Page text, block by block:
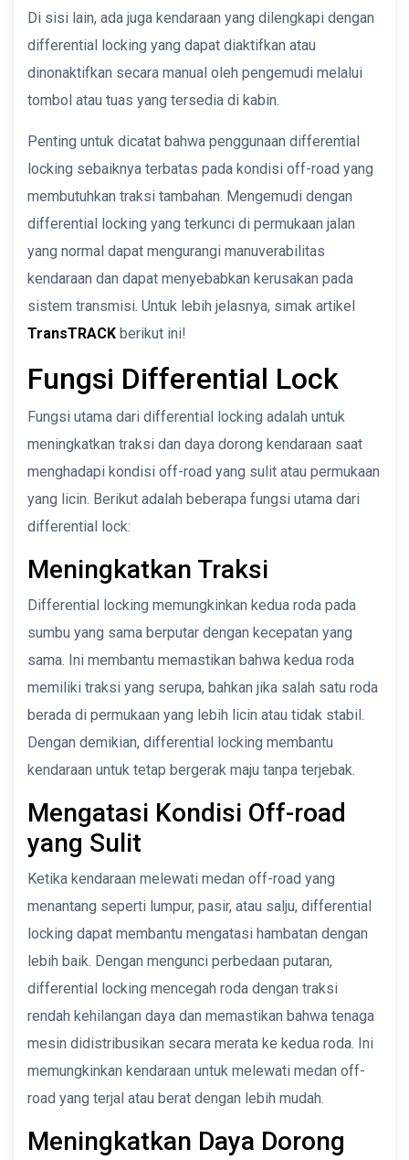
Di sisi lain, ada juga kendaraan yang dilengkapi dengan
differential locking yang dapat diaktifkan atau
dinonaktifkan secara manual oleh pengemudi melalui
tombol atau tuas yang tersedia di kabin.
Penting untuk dicatat bahwa penggunaan differential
locking sebaiknya terbatas pada kondisi off-road yang
membutuhkan traksi tambahan. Mengemudi dengan
differential locking yang terkunci di permukaan jalan
yang normal dapat mengurangi manuverabilitas
kendaraan dan dapat menyebabkan kerusakan pada
sistem transmisi. Untuk lebih jelasnya, simak artikel
TransTRACK berikut ini!
Fungsi Differential Lock
Fungsi utama dari differential locking adalah untuk
meningkatkan traksi dan daya dorong kendaraan saat
menghadapi kondisi off-road yang sulit atau permukaan
yang licin. Berikut adalah beberapa fungsi utama dari
differential lock:
Meningkatkan Traksi
Differential locking memungkinkan kedua roda pada
sumbu yang sama berputar dengan kecepatan yang
sama. Ini membantu memastikan bahwa kedua roda
memiliki traksi yang serupa, bahkan jika salah satu roda
berada di permukaan yang lebih licin atau tidak stabil.
Dengan demikian, differential locking membantu
kendaraan untuk tetap bergerak maju tanpa terjebak.
Mengatasi Kondisi Off-road
yang Sulit
Ketika kendaraan melewati medan off-road yang
menantang seperti lumpur, pasir, atau salju, differential
locking dapat membantu mengatasi hambatan dengan
lebih baik. Dengan mengunci perbedaan putaran,
differential locking mencegah roda dengan traksi
rendah kehilangan daya dan memastikan bahwa tenaga
mesin didistribusikan secara merata ke kedua roda. Ini
memungkinkan kendaraan untuk melewati medan off-
road yang terjal atau berat dengan lebih mudah.
Meningkatkan Daya Dorong